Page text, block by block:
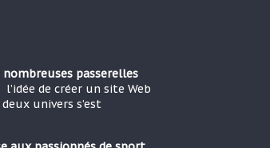
nombreuses passerelles
l’idée de créer un site Web
univers s’est